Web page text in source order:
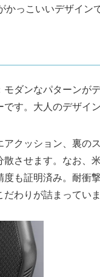
かっこいいデザイン
モダンなパターンが
です。大人のデザイ
アクッション、裏の
散させます。なお、
度も証明済み。耐衝
だわりが詰まっていま